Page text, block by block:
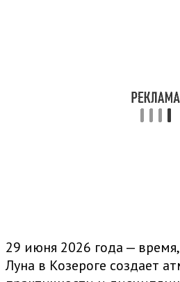
29 июня 2026 года —
Луна в Козероге создает